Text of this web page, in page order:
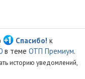
Спасибо! к
в теме ОТП Премиум.
историю уведомлений,